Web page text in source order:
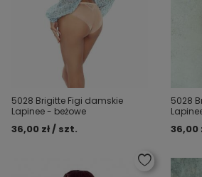
5028 Brigitte Figi damskie
Lapinee - beżowe
36,00 zł / szt.
5028
36,00